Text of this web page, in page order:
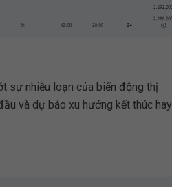
sự nhiễu loạn của biến động thị
và dự báo xu hướng kết thúc hay